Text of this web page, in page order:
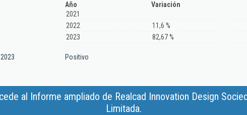
Año
Variación
2021
2022
11,6 %
2023
82,67 %
Positivo
al Informe ampliado de Realcad Innovation Design
Limitada.